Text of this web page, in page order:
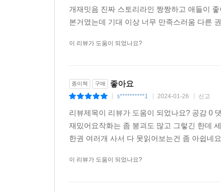
개재밋음 진짜 스토리라인 짱짱하고 애들이
본거였는데 기대 이상 너무 만족스러움 다른
이 리뷰가 도움이 되었나요?
종이책 구매 좋아요
s**********1 2024-01-26 신고
리뷰제목이 리뷰가 도움이 되었나요? 공감 0
재밌어요작화는 좀 붕괴도 많고 그렇긴 한데
한권 여러개 사서 다 못읽어보는건 좀 아쉽네
이 리뷰가 도움이 되었나요?